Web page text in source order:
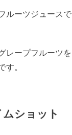
ルーツジュースで
レープフルーツを
す。
ショット